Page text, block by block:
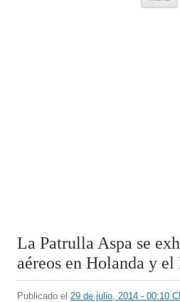
La Patrulla Aspa se
aéreos en Holanda y
Publicado el 29 de julio, 2014 - 00:10